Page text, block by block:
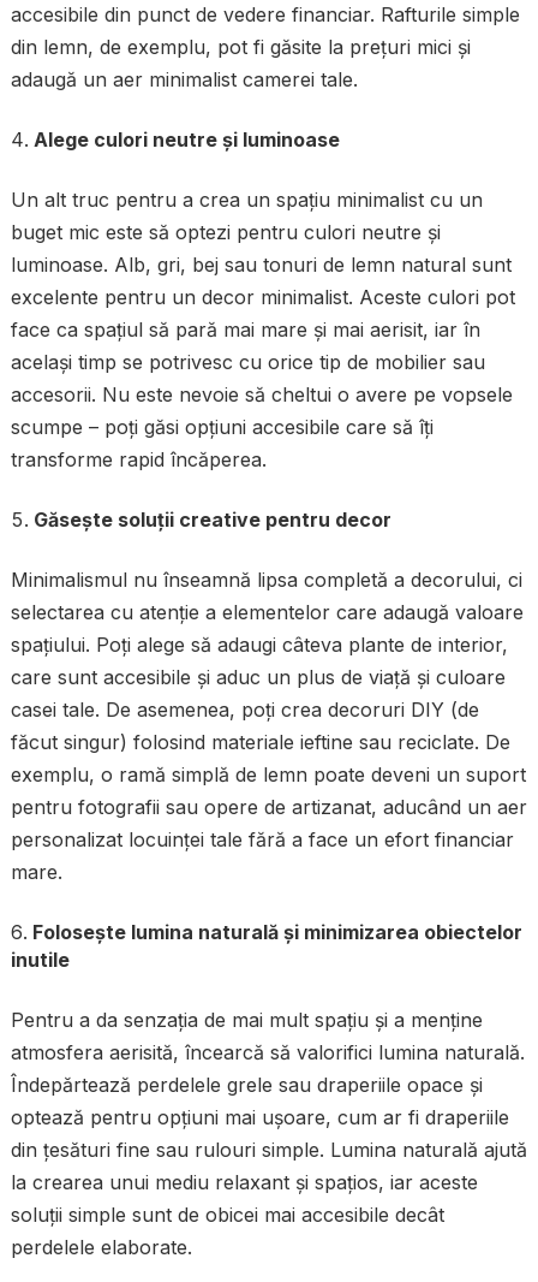
accesibile din punct de vedere financiar. Rafturile simple
din lemn, de exemplu, pot fi găsite la prețuri mici și
adaugă un aer minimalist camerei tale.
Alege culori neutre și luminoase
Un alt truc pentru a crea un spațiu minimalist cu un
buget mic este să optezi pentru culori neutre și
luminoase. Alb, gri, bej sau tonuri de lemn natural sunt
excelente pentru un decor minimalist. Aceste culori pot
face ca spațiul să pară mai mare și mai aerisit, iar în
același timp se potrivesc cu orice tip de mobilier sau
accesorii. Nu este nevoie să cheltui o avere pe vopsele
scumpe – poți găsi opțiuni accesibile care să îți
transforme rapid încăperea.
Găsește soluții creative pentru decor
Minimalismul nu înseamnă lipsa completă a decorului, ci
selectarea cu atenție a elementelor care adaugă valoare
spațiului. Poți alege să adaugi câteva plante de interior,
care sunt accesibile și aduc un plus de viață și culoare
casei tale. De asemenea, poți crea decoruri DIY (de
făcut singur) folosind materiale ieftine sau reciclate. De
exemplu, o ramă simplă de lemn poate deveni un suport
pentru fotografii sau opere de artizanat, aducând un aer
personalizat locuinței tale fără a face un efort financiar
mare.
Folosește lumina naturală și minimizarea obiectelor
inutile
Pentru a da senzația de mai mult spațiu și a menține
atmosfera aerisită, încearcă să valorifici lumina naturală.
Îndepărtează perdelele grele sau draperiile opace și
optează pentru opțiuni mai ușoare, cum ar fi draperiile
din țesături fine sau rulouri simple. Lumina naturală ajută
la crearea unui mediu relaxant și spațios, iar aceste
soluții simple sunt de obicei mai accesibile decât
perdelele elaborate.